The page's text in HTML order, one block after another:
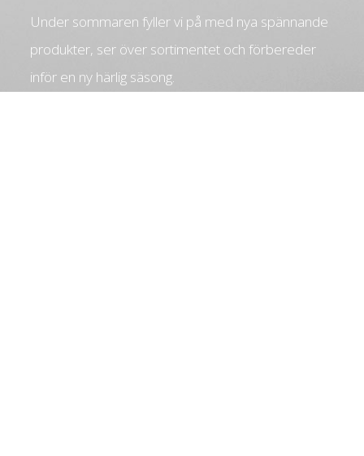
Under sommaren fyller vi på med nya spännande
produkter, ser över sortimentet och förbereder
inför en ny härlig säsong.